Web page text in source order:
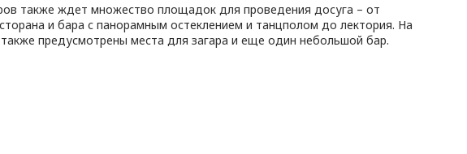
также ждет множество площадок для проведения досуга – от
и бара с панорамным остеклением и танцполом до лектория. На
предусмотрены места для загара и еще один небольшой бар.